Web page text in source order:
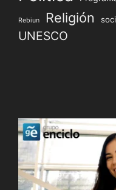
Rebiun Religión
UNESCO